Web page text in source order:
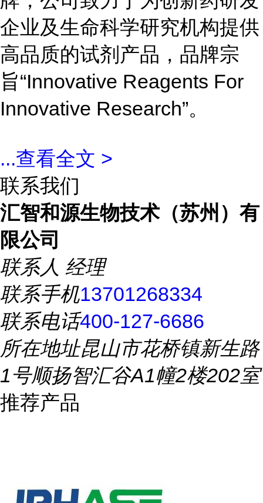
企业及生命科学研究机构提供
高品质的试剂产品，品牌宗
旨“Innovative Reagents For
Innovative Research”。
...查看全文 >
联系我们
汇智和源生物技术（苏州）有
限公司
联系人 经理
联系手机13701268334
联系电话400-127-6686
所在地址昆山市花桥镇新生路
1号顺扬智汇谷A1幢2楼202室
推荐产品